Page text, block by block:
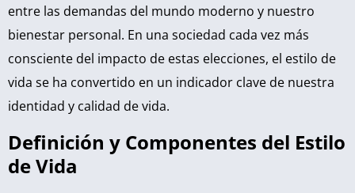
entre las demandas del mundo moderno y nuestro
bienestar personal. En una sociedad cada vez más
consciente del impacto de estas elecciones, el estilo de
vida se ha convertido en un indicador clave de nuestra
identidad y calidad de vida.
Definición y Componentes del Estilo
de Vida